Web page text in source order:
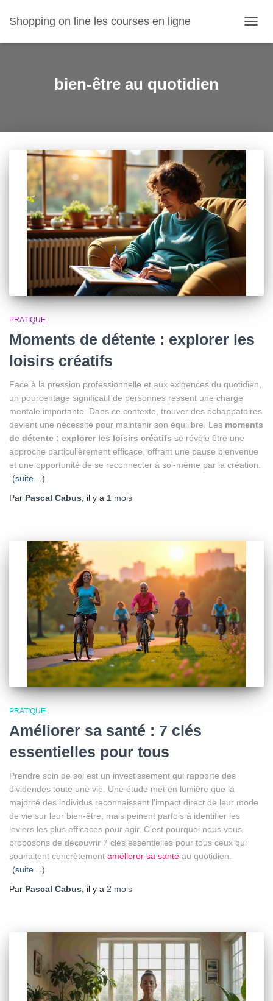
Shopping on line les courses en ligne
LA
bien-être au quotidien
PRATIQUE
Moments de détente : explorer les
loisirs créatifs
Face à la pression professionnelle et aux exigences du quotidien,
un pourcentage significatif de personnes ressent une charge
mentale importante. Dans ce contexte, trouver des échappatoires
devient une nécessité pour maintenir son équilibre. Les moments
de détente : explorer les loisirs créatifs se révèle être une
approche particulièrement efficace, offrant une pause bienvenue
et une opportunité de se reconnecter à soi-même par la création.
(suite…)
Par Pascal Cabus , il y a 1 mois
PRATIQUE
Améliorer sa santé : 7 clés
essentielles pour tous
Prendre soin de soi est un investissement qui rapporte des
dividendes toute une vie. Une étude met en lumière que la
majorité des individus reconnaissent l’impact direct de leur mode
de vie sur leur bien-être, mais peinent parfois à identifier les
leviers les plus efficaces pour agir. C’est pourquoi nous vous
proposons de découvrir 7 clés essentielles pour tous ceux qui
souhaitent concrètement améliorer sa santé au quotidien.
(suite…)
Par Pascal Cabus , il y a 2 mois